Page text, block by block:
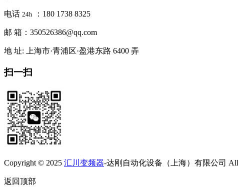
电话 24h ：180 1738 8325
邮 箱：350526386@qq.com
地 址: 上海市·青浦区·盈港东路 6400 弄
扫一扫
Copyright © 2025 汇川变频器-达刚自动化设备（上海）有限公司 All
返回顶部